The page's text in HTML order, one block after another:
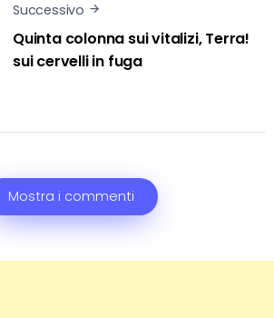
Successivo
Quinta colonna sui vitalizi, Terra!
sui cervelli in fuga
Mostra i commenti